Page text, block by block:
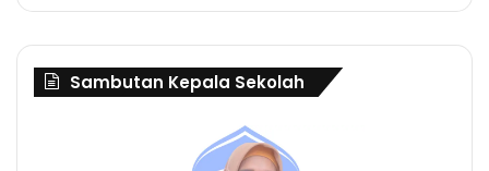
Sambutan Kepala Sekolah